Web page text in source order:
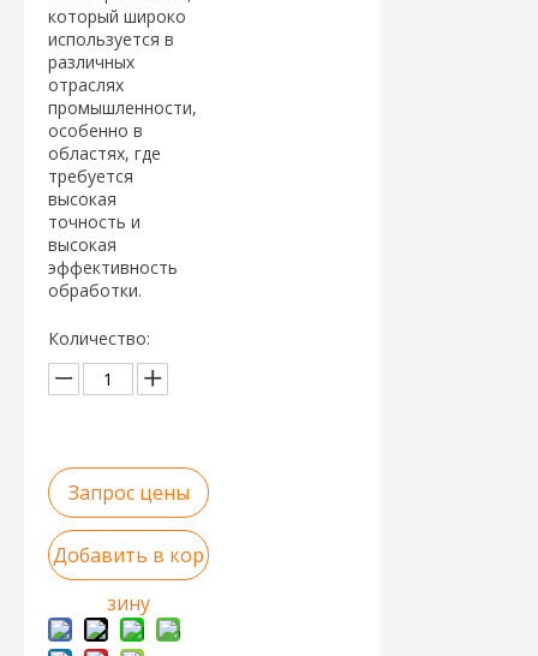
который широко
используется в
различных
отраслях
промышленности,
особенно в
областях, где
требуется
высокая
точность и
высокая
эффективность
обработки.
Количество:
Запрос цены
Добавить в кор
зину